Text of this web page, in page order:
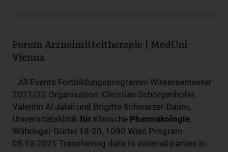
Forum Arzneimitteltherapie | MedUni
Vienna
...All Events Fortbildungsprogramm Wintersemester
2021/22 Organisation: Christian Schörgenhofer,
Valentin Al Jalali und Brigitte Schwarzer-Daum,
Universitätsklinik für Klinische Pharmakologie,
Währinger Gürtel 18-20, 1090 Wien Program
05.10.2021 Transferring data to external parties in